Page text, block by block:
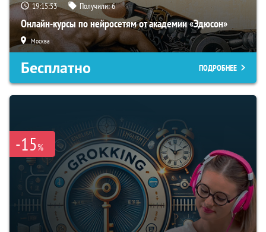
19:15:52 Получили:6
Онлайн-курсы по нейросетям от академии «Эдюсон»
Москва
Бесплатно ПОДРОБНЕЕ
-15%